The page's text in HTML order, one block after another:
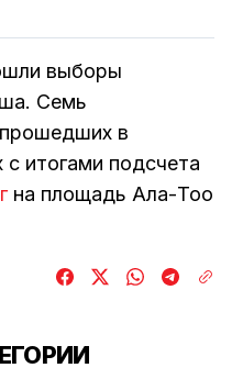
выборы
Семь
прошедших в
с итогами подсчета
на площадь Ала-Тоо